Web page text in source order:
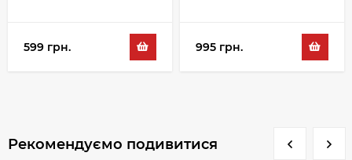
599 грн. 995 грн.
Рекомендуємо подивитися